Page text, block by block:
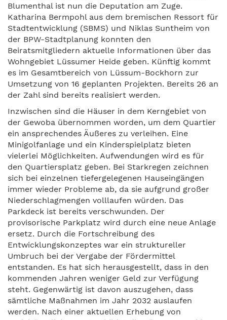
Blumenthal ist nun die Deputation am Zuge.
Katharina Bermpohl aus dem bremischen Ressort für
Stadtentwicklung (SBMS) und Niklas Suntheim von
der BPW-Stadtplanung konnten den
Beiratsmitgliedern aktuelle Informationen über das
Wohngebiet Lüssumer Heide geben. Künftig kommt
es im Gesamtbereich von Lüssum-Bockhorn zur
Umsetzung von 16 geplanten Projekten. Bereits 26 an
der Zahl sind bereits realisiert werden.
Inzwischen sind die Häuser in dem Kerngebiet von
der Gewoba übernommen worden, um dem Quartier
ein ansprechendes Äußeres zu verleihen. Eine
Minigolfanlage und ein Kinderspielplatz bieten
vielerlei Möglichkeiten. Aufwendungen wird es für
den Quartiersplatz geben. Bei Starkregen zeichnen
sich bei einzelnen tiefergelegenen Hauseingängen
immer wieder Probleme ab, da sie aufgrund großer
Niederschlagmengen volllaufen würden. Das
Parkdeck ist bereits verschwunden. Der
provisorische Parkplatz wird durch eine neue Anlage
ersetz. Durch die Fortschreibung des
Entwicklungskonzeptes war ein struktureller
Umbruch bei der Vergabe der Fördermittel
entstanden. Es hat sich herausgestellt, dass in den
kommenden Jahren weniger Geld zur Verfügung
steht. Gegenwärtig ist davon auszugehen, dass
sämtliche Maßnahmen im Jahr 2032 auslaufen
werden. Nach einer aktuellen Erhebung von